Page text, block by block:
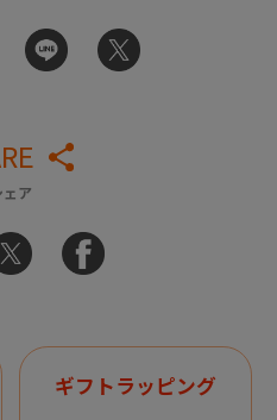
ェア
ギフトラッピング